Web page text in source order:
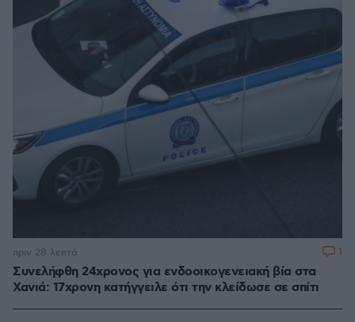
Συνελήφθη 24χρονος για ενδοοικογενειακή βία στα
Χανιά: 17χρονη κατήγγειλε ότι την κλείδωσε σε σπίτι
πριν 28 λεπτά 1